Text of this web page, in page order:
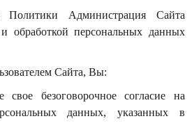
Администрация Сайта
обработкой персональных данных
Сайта, Вы:
свое безоговорочное согласие на
данных, указанных в